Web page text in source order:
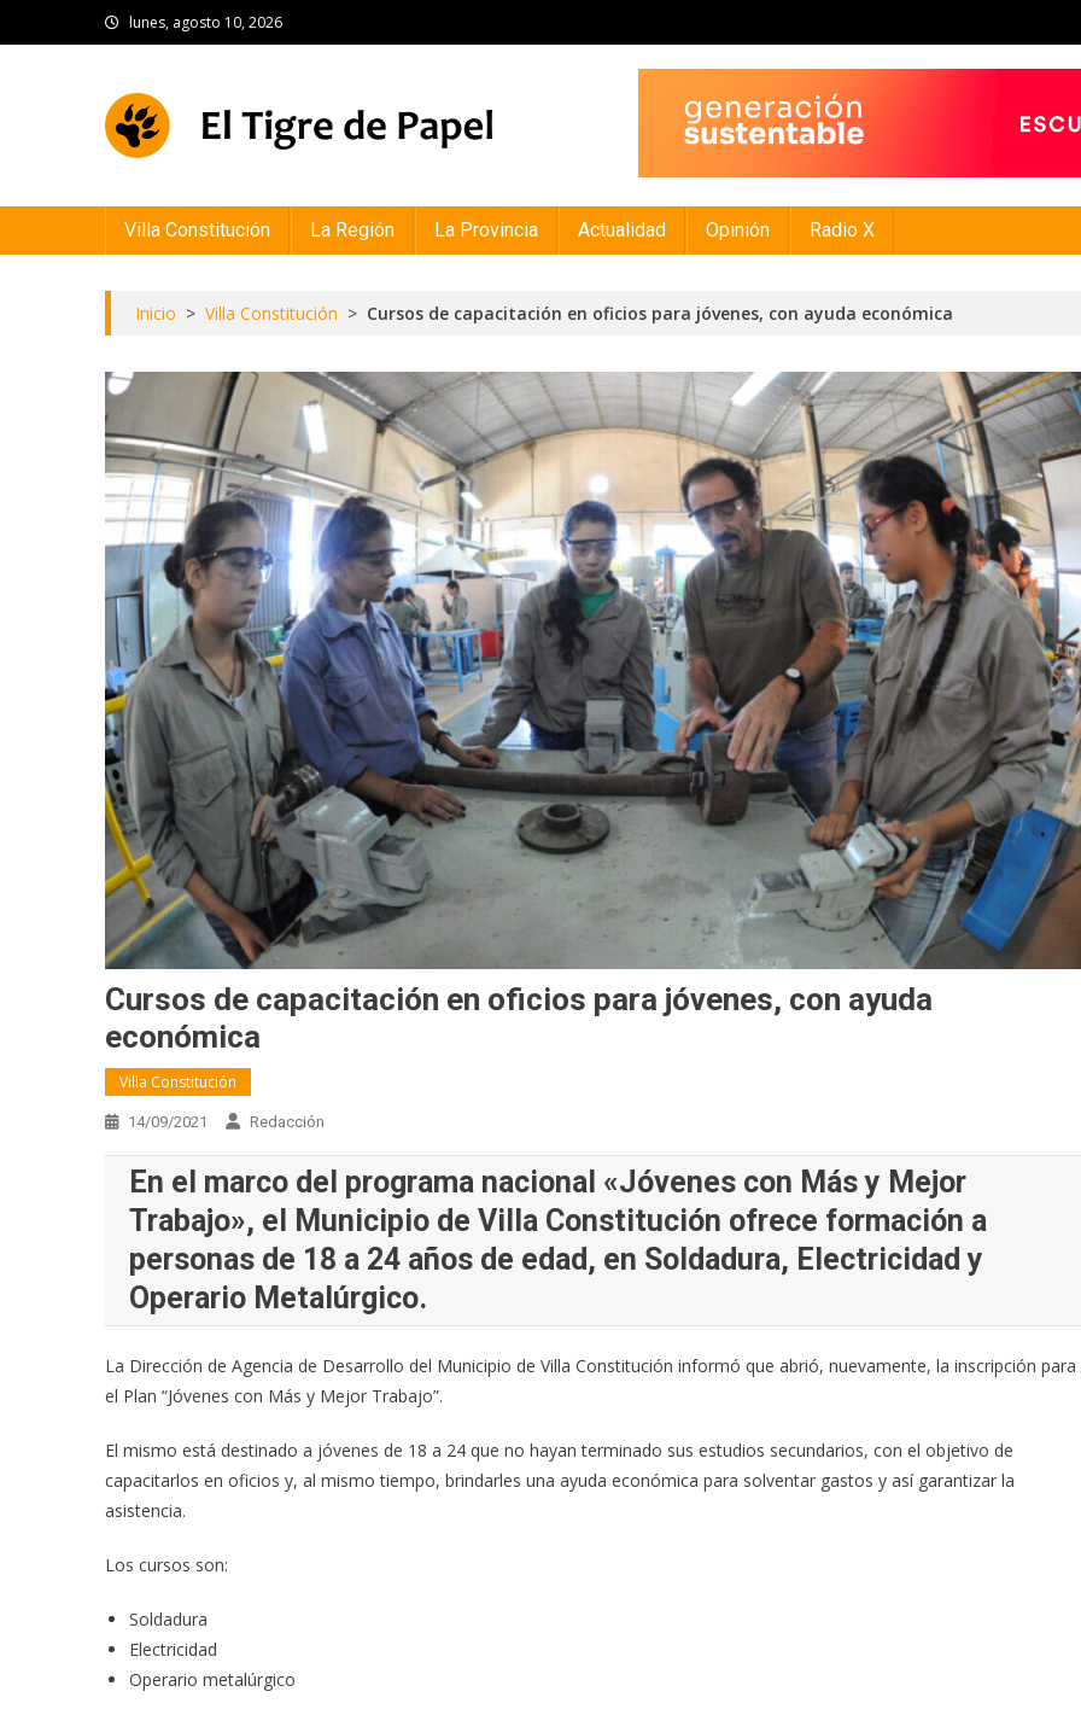
to
lunes, agosto 10, 2026
Villa Constitución La Región La Provincia Actualidad Opinión Radio X
Inicio > Villa Constitución > Cursos de capacitación en oficios para jóvenes, con ayuda económica
Cursos de capacitación en oficios para jóvenes, con ayuda
económica
Villa Constitución
14/09/2021 Redacción
En el marco del programa nacional «Jóvenes con Más y Mejor
Trabajo», el Municipio de Villa Constitución ofrece formación a
personas de 18 a 24 años de edad, en Soldadura, Electricidad y
Operario Metalúrgico.
La Dirección de Agencia de Desarrollo del Municipio de Villa Constitución informó que abrió, nuevamente, la inscripción para
el Plan “Jóvenes con Más y Mejor Trabajo”.
El mismo está destinado a jóvenes de 18 a 24 que no hayan terminado sus estudios secundarios, con el objetivo de
capacitarlos en oficios y, al mismo tiempo, brindarles una ayuda económica para solventar gastos y así garantizar la
asistencia.
Los cursos son:
Soldadura
Electricidad
Operario metalúrgico